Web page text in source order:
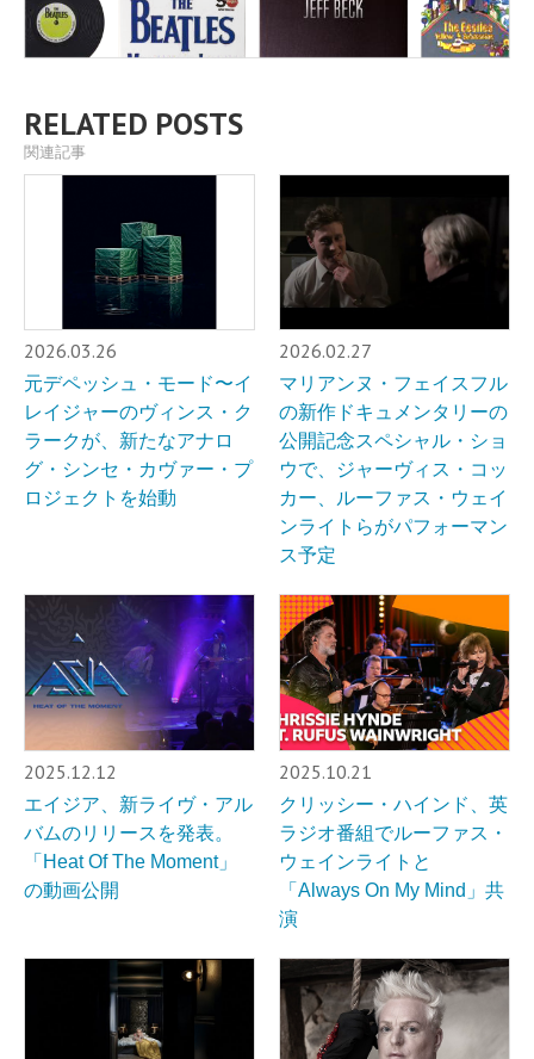
RELATED POSTS
関連記事
2026.03.26
元デペッシュ・モード〜イ
レイジャーのヴィンス・ク
ラークが、新たなアナロ
グ・シンセ・カヴァー・プ
ロジェクトを始動
2026.02.27
マリアンヌ・フェイスフル
の新作ドキュメンタリーの
公開記念スペシャル・ショ
ウで、ジャーヴィス・コッ
カー、ルーファス・ウェイ
ンライトらがパフォーマン
ス予定
2025.12.12
エイジア、新ライヴ・アル
バムのリリースを発表。
「Heat Of The Moment」
の動画公開
2025.10.21
クリッシー・ハインド、英
ラジオ番組でルーファス・
ウェインライトと
「Always On My Mind」共
演